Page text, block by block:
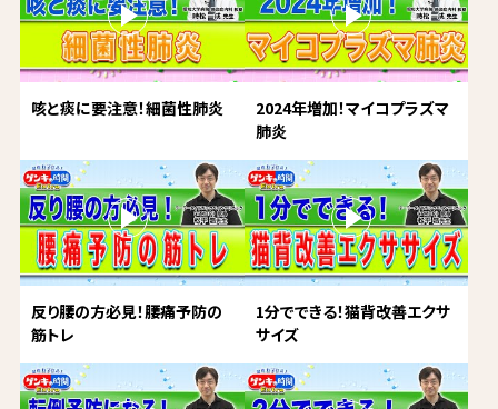
咳と痰に要注意！細菌性肺炎
2024年増加！マイコプラズマ
肺炎
反り腰の方必見！腰痛予防の
筋トレ
1分でできる！猫背改善エクサ
サイズ